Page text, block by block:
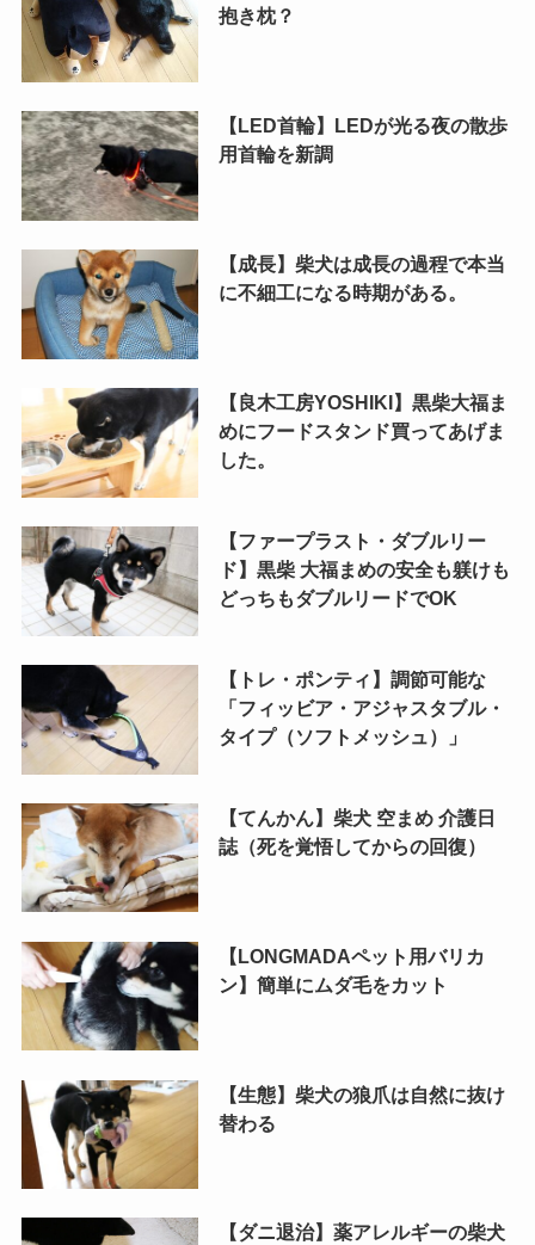
抱き枕？
【LED首輪】LEDが光る夜の散歩
用首輪を新調
【成長】柴犬は成長の過程で本当
に不細工になる時期がある。
【良木工房YOSHIKI】黒柴大福ま
めにフードスタンド買ってあげま
した。
【ファープラスト・ダブルリー
ド】黒柴 大福まめの安全も躾けも
どっちもダブルリードでOK
【トレ・ポンティ】調節可能な
「フィッビア・アジャスタブル・
タイプ（ソフトメッシュ）」
【てんかん】柴犬 空まめ 介護日
誌（死を覚悟してからの回復）
【LONGMADAペット用バリカ
ン】簡単にムダ毛をカット
【生態】柴犬の狼爪は自然に抜け
替わる
【ダニ退治】薬アレルギーの柴犬